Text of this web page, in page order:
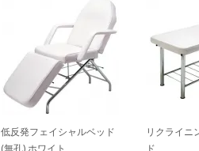
低反発フェイシャルベッド
(無孔) ホワイト
リクライニ
ド